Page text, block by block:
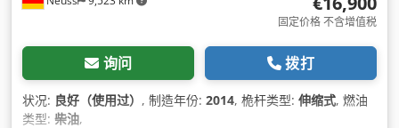
固定价格 不含增值税
询问 拨打
状况: 良好（使用过） , 制造年份: 2014, 桅杆类型: 伸缩式, 燃油
类型: 柴油,